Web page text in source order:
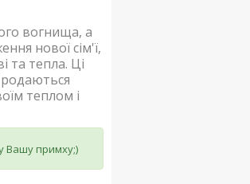
вогнища, а
нової сім'ї,
та тепла. Ці
теплом і
Вашу примху;)